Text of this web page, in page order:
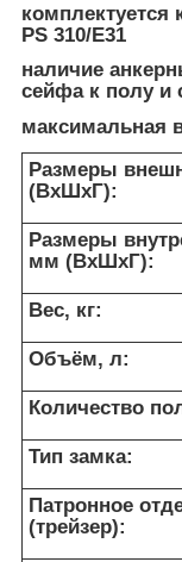
PS 310/Е31
наличие
сейфа к полу и
максимальная
Размеры
(ВхШхГ):
Размеры
мм (ВхШхГ):
Вес, кг:
Объём, л:
Количество
Тип замка:
Патронное
(трейзер):